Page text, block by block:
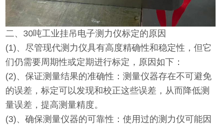
二、 30吨工业挂吊电子测力仪标定的原因
(1)、 尽管现代测力仪具有高度精确性和稳定性，但它
们仍需要周期性或定期进行标定，原因如下：
(2)、保证测量结果的准确性：测量仪器存在不可避免
的误差，标定可以发现和校正这些误差，从而降低测
量误差，提高测量精度。
(3)、确保测量仪器的可靠性：使用过的测力仪可能因